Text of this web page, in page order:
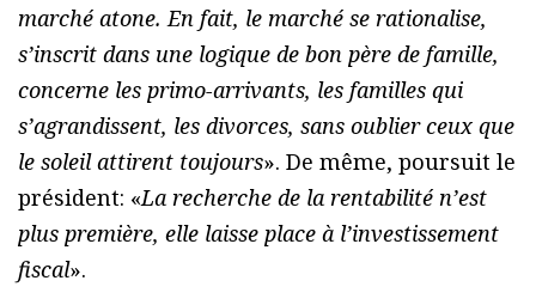
marché atone. En fait, le marché se rationalise,
s’inscrit dans une logique de bon père de famille,
concerne les primo-arrivants, les familles qui
s’agrandissent, les divorces, sans oublier ceux que
le soleil attirent toujours». De même, poursuit le
président: «La recherche de la rentabilité n’est
plus première, elle laisse place à l’investissement
fiscal».